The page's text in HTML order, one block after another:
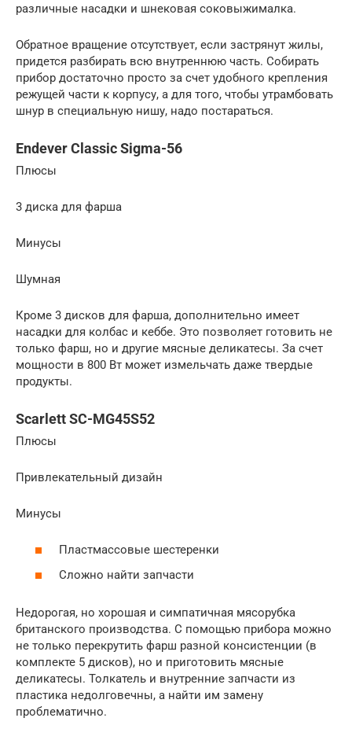
различные насадки и шнековая соковыжималка.
Обратное вращение отсутствует, если застрянут жилы,
придется разбирать всю внутреннюю часть. Собирать
прибор достаточно просто за счет удобного крепления
режущей части к корпусу, а для того, чтобы утрамбовать
шнур в специальную нишу, надо постараться.
Endever Classic Sigma-56
Плюсы
3 диска для фарша
Минусы
Шумная
Кроме 3 дисков для фарша, дополнительно имеет
насадки для колбас и кеббе. Это позволяет готовить не
только фарш, но и другие мясные деликатесы. За счет
мощности в 800 Вт может измельчать даже твердые
продукты.
Scarlett SC-MG45S52
Плюсы
Привлекательный дизайн
Минусы
Пластмассовые шестеренки
Сложно найти запчасти
Недорогая, но хорошая и симпатичная мясорубка
британского производства. С помощью прибора можно
не только перекрутить фарш разной консистенции (в
комплекте 5 дисков), но и приготовить мясные
деликатесы. Толкатель и внутренние запчасти из
пластика недолговечны, а найти им замену
проблематично.